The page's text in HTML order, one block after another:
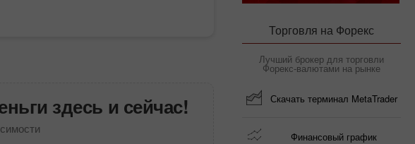
здесь и сейчас!
Торговля на Форекс
Лучший брокер для торговли
Форекс-валютами на рынке
Скачать терминал MetaTrader
Финансовый график